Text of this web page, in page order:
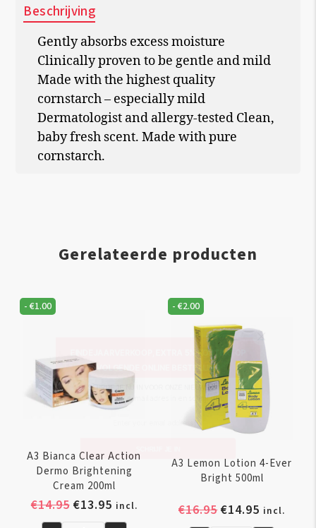
Beschrijving
Gently absorbs excess moisture
Clinically proven to be gentle and mild
Made with the highest quality
cornstarch – especially mild
Dermatologist and allergy-tested Clean,
baby fresh scent. Made with pure
cornstarch.
Gerelateerde producten
-€1.00
A3 Bianca Clear Action
Dermo Brightening
Cream 200ml
€14.95 Oorspronkelijke
€13.95Huidige
prijs
incl.
-€2.00
A3 Lemon Lotion 4-Ever
Bright 500ml
€16.95 €14.95 Huidige
incl.
EINDEJAARVERKOOP, EXTRA 5% KORTING OP
VOLGENDE ONLINE BESTELLING
SCHRIJF JE NU IN VOOR ONZE NIEUWSBRIEF
* Voer uw e-mailadres in en schrijf u in.
SCHRIJF JE IN